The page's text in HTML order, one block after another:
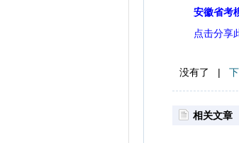
安徽省考
点击分享
没有了 |
相关文章